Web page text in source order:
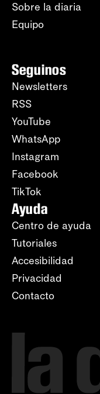
Sobre la diaria
Equipo
Seguinos
Newsletters
RSS
YouTube
WhatsApp
Instagram
Facebook
TikTok
Ayuda
Centro de ayuda
Tutoriales
Accesibilidad
Privacidad
Contacto